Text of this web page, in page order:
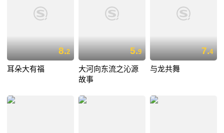
8.2
耳朵大有福
5.9
大河向东流之沁源
故事
7.4
与龙共舞